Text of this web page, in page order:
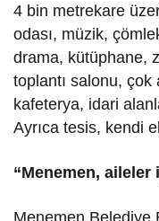
4 bin metrekare
odası, müzik,
drama, kütüphane,
toplantı salonu, çok
kafeterya, idari
Ayrıca tesis, kendi
“Menemen,
Menemen Belediye